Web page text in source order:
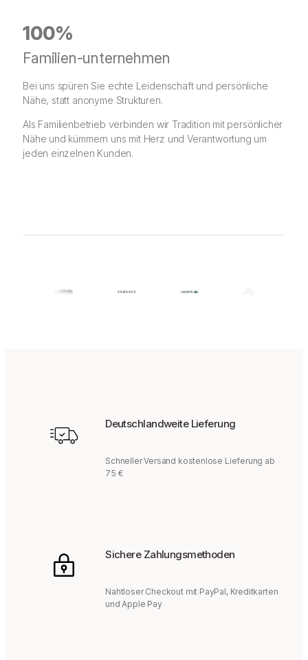
100%
Familien-unternehmen
Bei uns spüren Sie echte Leidenschaft und persönliche
Nähe, statt anonyme Strukturen.
Als Familienbetrieb verbinden wir Tradition mit persönlicher
Nähe und kümmern uns mit Herz und Verantwortung um
jeden einzelnen Kunden.
Deutschlandweite Lieferung
Schneller Versand kostenlose Lieferung ab
75 €
Sichere Zahlungsmethoden
Nahtloser Checkout mit PayPal, Kreditkarten
und Apple Pay